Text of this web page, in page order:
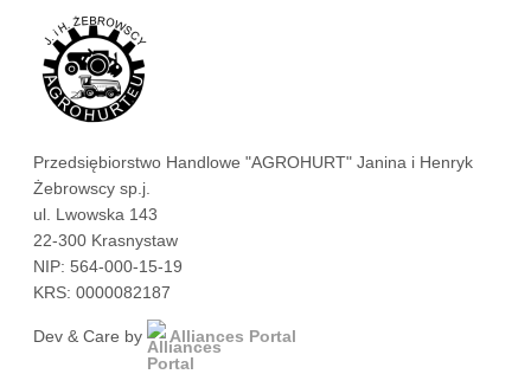
Przedsiębiorstwo Handlowe "AGROHURT" Janina i Henryk
Żebrowscy sp.j.
ul. Lwowska 143
22-300 Krasnystaw
NIP: 564-000-15-19
KRS: 0000082187
Dev & Care by Alliances Portal